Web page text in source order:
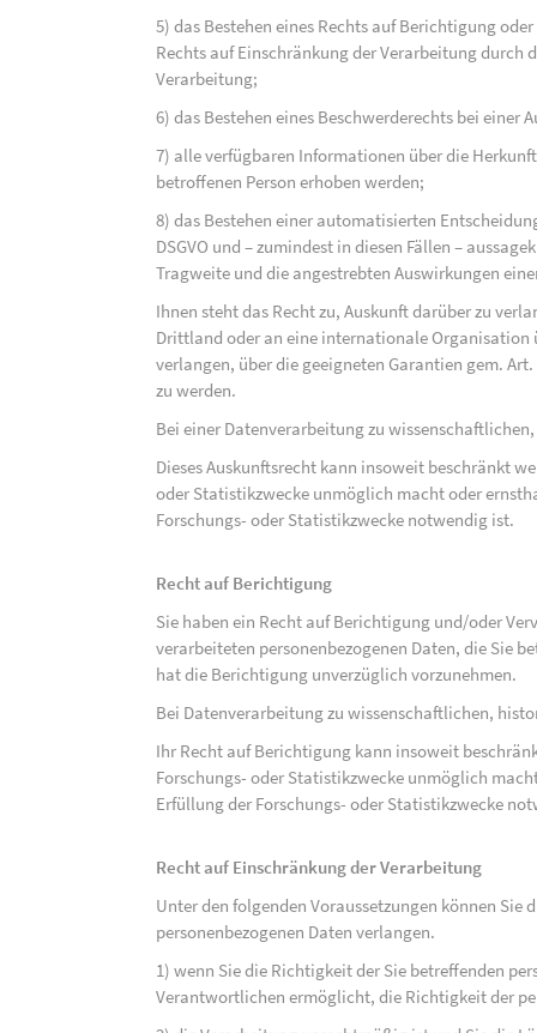
5) das Bestehen eines Rechts auf Berichtigung
Rechts auf Einschränkung der Verarbeitung durch
Verarbeitung;
6) das Bestehen eines Beschwerderechts bei einer
7) alle verfügbaren Informationen über die
betroffenen Person erhoben werden;
8) das Bestehen einer automatisierten
DSGVO und – zumindest in diesen Fällen –
Tragweite und die angestrebten Auswirkungen
Ihnen steht das Recht zu, Auskunft darüber zu
Drittland oder an eine internationale Organisation
verlangen, über die geeigneten Garantien gem.
zu werden.
Bei einer Datenverarbeitung zu
Dieses Auskunftsrecht kann insoweit beschränkt
oder Statistikzwecke unmöglich macht oder
Forschungs- oder Statistikzwecke notwendig ist.
Recht auf Berichtigung
Sie haben ein Recht auf Berichtigung und/oder
verarbeiteten personenbezogenen Daten, die Sie
hat die Berichtigung unverzüglich vorzunehmen.
Bei Datenverarbeitung zu wissenschaftlichen,
Ihr Recht auf Berichtigung kann insoweit
Forschungs- oder Statistikzwecke unmöglich
Erfüllung der Forschungs- oder Statistikzwecke
Recht auf Einschränkung der Verarbeitung
Unter den folgenden Voraussetzungen können
personenbezogenen Daten verlangen.
1) wenn Sie die Richtigkeit der Sie betreffenden
Verantwortlichen ermöglicht, die Richtigkeit der